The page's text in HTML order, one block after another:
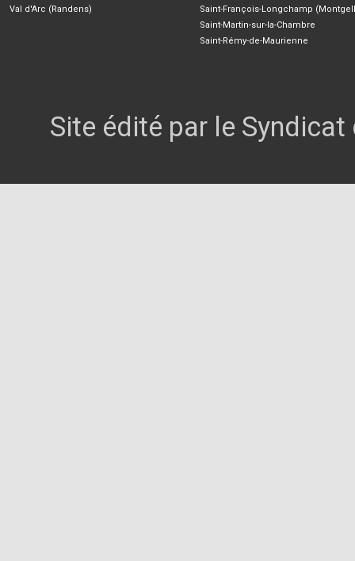
Val d'Arc (Randens)
Saint-François-Longchamp
Saint-Martin-sur-la-Chambre
Saint-Rémy-de-Maurienne
Site édité par le